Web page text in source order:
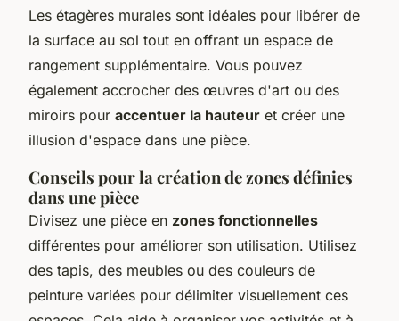
Les étagères murales sont idéales pour libérer de
la surface au sol tout en offrant un espace de
rangement supplémentaire. Vous pouvez
également accrocher des œuvres d'art ou des
miroirs pour accentuer la hauteur et créer une
illusion d'espace dans une pièce.
Conseils pour la création de zones définies
dans une pièce
Divisez une pièce en zones fonctionnelles
différentes pour améliorer son utilisation. Utilisez
des tapis, des meubles ou des couleurs de
peinture variées pour délimiter visuellement ces